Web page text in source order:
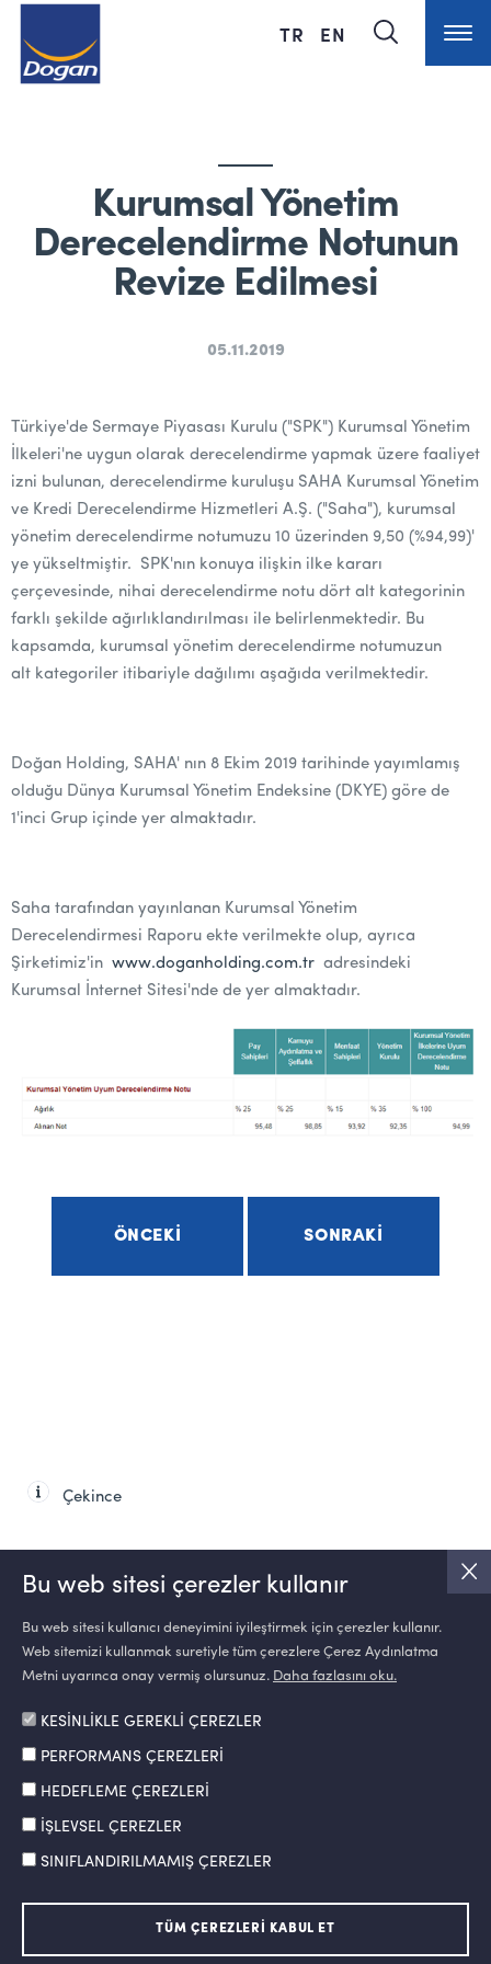
TR EN
Kurumsal Yönetim
Derecelendirme Notunun
Revize Edilmesi
05.11.2019
Türkiye'de Sermaye Piyasası Kurulu ("SPK") Kurumsal Yönetim
İlkeleri'ne uygun olarak derecelendirme yapmak üzere faaliyet
izni bulunan, derecelendirme kuruluşu SAHA Kurumsal Yönetim
ve Kredi Derecelendirme Hizmetleri A.Ş. ("Saha"), kurumsal
yönetim derecelendirme notumuzu 10 üzerinden 9,50 (%94,99)'
ye yükseltmiştir. SPK'nın konuya ilişkin ilke kararı
çerçevesinde, nihai derecelendirme notu dört alt kategorinin
farklı şekilde ağırlıklandırılması ile belirlenmektedir. Bu
kapsamda, kurumsal yönetim derecelendirme notumuzun
alt kategoriler itibariyle dağılımı aşağıda verilmektedir.
Doğan Holding, SAHA' nın 8 Ekim 2019 tarihinde yayımlamış
olduğu Dünya Kurumsal Yönetim Endeksine (DKYE) göre de
1'inci Grup içinde yer almaktadır.
Saha tarafından yayınlanan Kurumsal Yönetim
Derecelendirmesi Raporu ekte verilmekte olup, ayrıca
Şirketimiz'in www.doganholding.com.tr adresindeki
Kurumsal İnternet Sitesi'nde de yer almaktadır.
ÖNCEKI SONRAKI
Çekince
Bilgi Toplumu Hizmetleri Kullanım Koşulları
Kişisel Verilerin Korunması
Bu web sitesi çerezler kullanır
Bu web sitesi kullanıcı deneyimini iyileştirmek için çerezler kullanır.
Web sitemizi kullanmak suretiyle tüm çerezlere Çerez Aydınlatma
Metni uyarınca onay vermiş olursunuz. Daha fazlasını oku.
KESİNLİKLE GEREKLİ ÇEREZLER
PERFORMANS ÇEREZLERİ
HEDEFLEME ÇEREZLERİ
İŞLEVSEL ÇEREZLER
SINIFLANDIRILMAMIŞ ÇEREZLER
TÜM ÇEREZLERİ KABUL ET